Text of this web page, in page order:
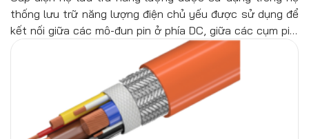
thống lưu trữ năng lượng điện chủ yếu được sử dụng để
kết nối giữa các mô-đun pin ở phía DC, giữa các cụm pin,
giữa cụm pin và hộp tổ hợp, giữa cụm pin và bộ biến tần
lưu trữ năng lượng trong hệ thống lưu trữ năng lượng